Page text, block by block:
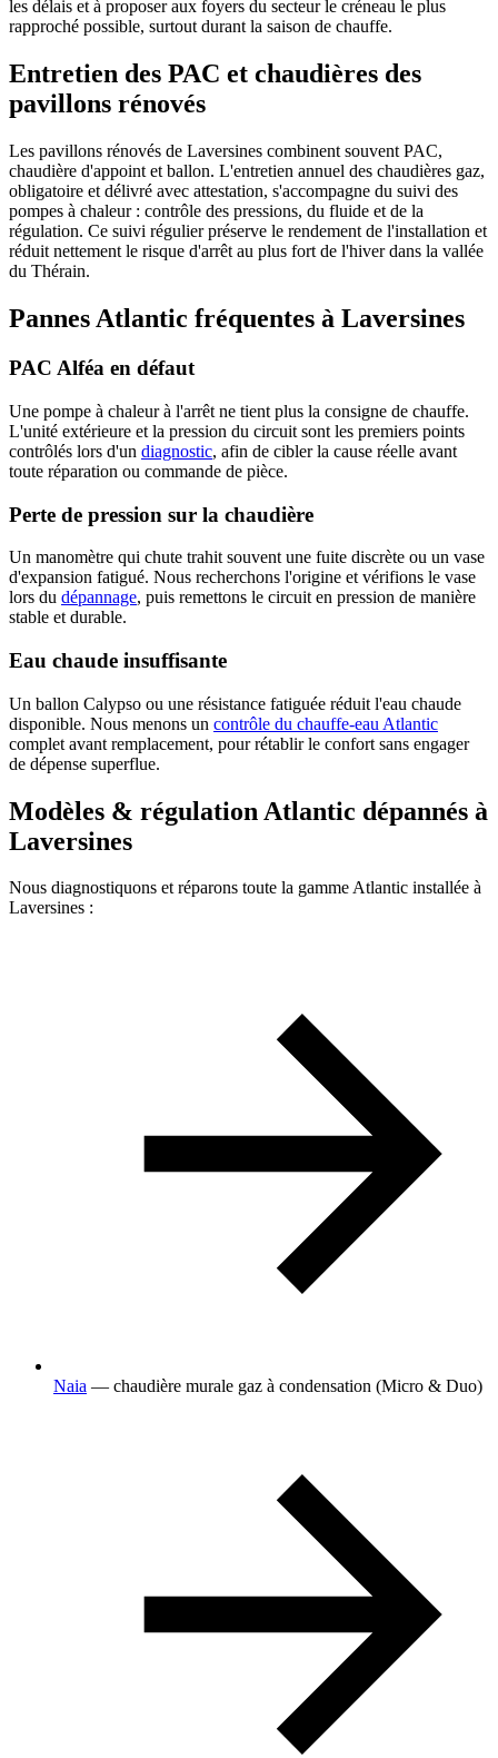
les délais et à proposer aux foyers du secteur le créneau le plus
rapproché possible, surtout durant la saison de chauffe.
Entretien des PAC et chaudières des
pavillons rénovés
Les pavillons rénovés de Laversines combinent souvent PAC,
chaudière d'appoint et ballon. L'entretien annuel des chaudières gaz,
obligatoire et délivré avec attestation, s'accompagne du suivi des
pompes à chaleur : contrôle des pressions, du fluide et de la
régulation. Ce suivi régulier préserve le rendement de l'installation et
réduit nettement le risque d'arrêt au plus fort de l'hiver dans la vallée
du Thérain.
Pannes Atlantic fréquentes à Laversines
PAC Alféa en défaut
Une pompe à chaleur à l'arrêt ne tient plus la consigne de chauffe.
L'unité extérieure et la pression du circuit sont les premiers points
contrôlés lors d'un diagnostic, afin de cibler la cause réelle avant
toute réparation ou commande de pièce.
Perte de pression sur la chaudière
Un manomètre qui chute trahit souvent une fuite discrète ou un vase
d'expansion fatigué. Nous recherchons l'origine et vérifions le vase
lors du dépannage, puis remettons le circuit en pression de manière
stable et durable.
Eau chaude insuffisante
Un ballon Calypso ou une résistance fatiguée réduit l'eau chaude
disponible. Nous menons un contrôle du chauffe-eau Atlantic
complet avant remplacement, pour rétablir le confort sans engager
de dépense superflue.
Modèles & régulation Atlantic dépannés à
Laversines
Nous diagnostiquons et réparons toute la gamme Atlantic installée à
Laversines :
Naia — chaudière murale gaz à condensation (Micro & Duo)